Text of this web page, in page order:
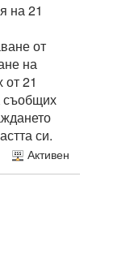
на 21
от
на
21
съобщих
си.
Активен